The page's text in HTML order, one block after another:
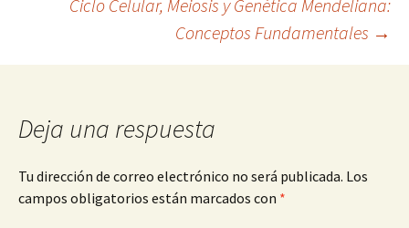
entradas
Ciclo Celular, Meiosis y Genética Mendeliana:
Conceptos Fundamentales →
Deja una respuesta
Tu dirección de correo electrónico no será publicada. Los
campos obligatorios están marcados con *